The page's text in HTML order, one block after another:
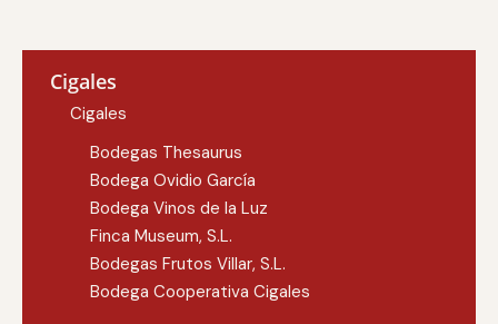
Cigales
Cigales
Bodegas Thesaurus
Bodega Ovidio García
Bodega Vinos de la Luz
Finca Museum, S.L.
Bodegas Frutos Villar, S.L.
Bodega Cooperativa Cigales